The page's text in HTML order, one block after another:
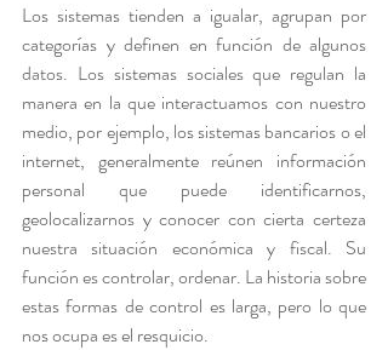
Los sistemas tienden a igualar, agrupan por
categorías y definen en función de algunos
datos. Los sistemas sociales que regulan la
manera en la que interactuamos con nuestro
medio, por ejemplo, los sistemas bancarios o el
internet, generalmente reúnen información
personal que puede identificarnos,
geolocalizarnos y conocer con cierta certeza
nuestra situación económica y fiscal. Su
función es controlar, ordenar. La historia sobre
estas formas de control es larga, pero lo que
nos ocupa es el resquicio.